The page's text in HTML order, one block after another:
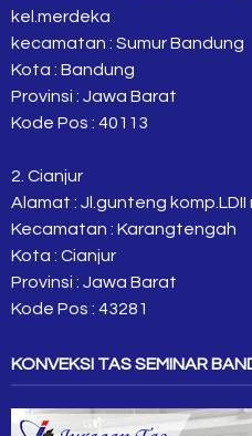
kel.merdeka
kecamatan : Sumur Bandung
Kota : Bandung
Provinsi : Jawa Barat
Kode Pos : 40113
2. Cianjur
Alamat : Jl.gunteng komp.LDII
Kecamatan : Karangtengah
Kota : Cianjur
Provinsi : Jawa Barat
Kode Pos : 43281
KONVEKSI TAS SEMINAR